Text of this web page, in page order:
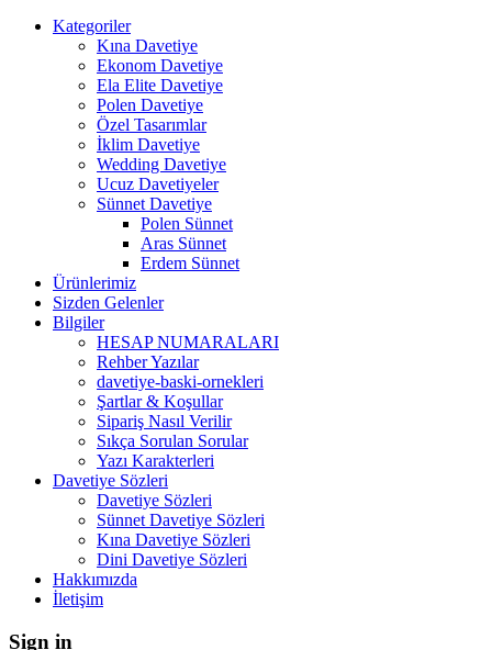
Kategoriler
Kına Davetiye
Ekonom Davetiye
Ela Elite Davetiye
Polen Davetiye
Özel Tasarımlar
İklim Davetiye
Wedding Davetiye
Ucuz Davetiyeler
Sünnet Davetiye
Polen Sünnet
Aras Sünnet
Erdem Sünnet
Ürünlerimiz
Sizden Gelenler
Bilgiler
HESAP NUMARALARI
Rehber Yazılar
davetiye-baski-ornekleri
Şartlar & Koşullar
Sipariş Nasıl Verilir
Sıkça Sorulan Sorular
Yazı Karakterleri
Davetiye Sözleri
Davetiye Sözleri
Sünnet Davetiye Sözleri
Kına Davetiye Sözleri
Dini Davetiye Sözleri
Hakkımızda
İletişim
Sign in